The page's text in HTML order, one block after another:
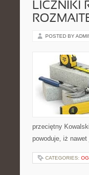
LICZNIKI
POSTED BY
przeciętny
powoduje, iż
CATEGORIES: